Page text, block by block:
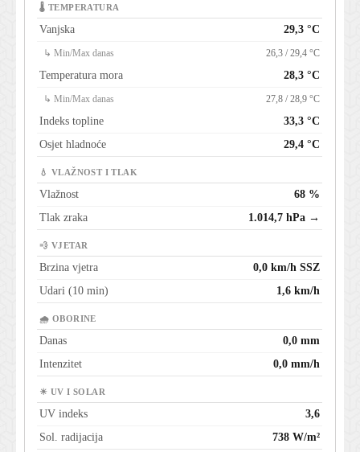
🌡 TEMPERATURA
Vanjska 29,3 °C
↳ Min/Max danas 26,3 / 29,4 °C
Temperatura mora 28,3 °C
↳ Min/Max danas 27,8 / 28,9 °C
Indeks topline
33,3 °C
Osjet hladnoće
29,4 °C
💧 VLAŽNOST I TLAK
Vlažnost
68 %
Tlak zraka
1.014,7 hPa →
💨 VJETAR
Brzina vjetra
0,0 km/h SSZ
Udari (10 min)
1,6 km/h
🌧 OBORINE
Danas
0,0 mm
Intenzitet
0,0 mm/h
☀ UV I SOLAR
UV indeks
3,6
Sol. radijacija
738 W/m²